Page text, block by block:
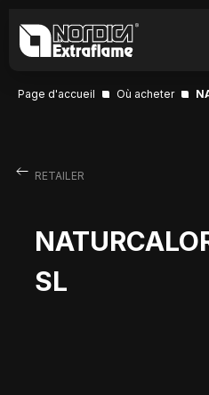
Page d'accueil Où acheter
RETAILER
SL